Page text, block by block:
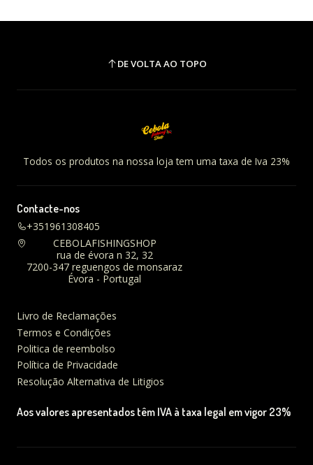
DE VOLTA AO TOPO
Todos os produtos na nossa loja tem uma taxa de Iva 23%
Contacte-nos
+351961308405
CEBOLAFISHINGSHOP
rua de évora n 32, 32
7200-347 reguengos de monsaraz
Évora - Portugal
Livro de Reclamações
Termos e Condições
Politica de reembolso
Política de Privacidade
Resolução Alternativa de Litigios
Aos valores apresentados têm IVA à taxa legal em vigor 23%